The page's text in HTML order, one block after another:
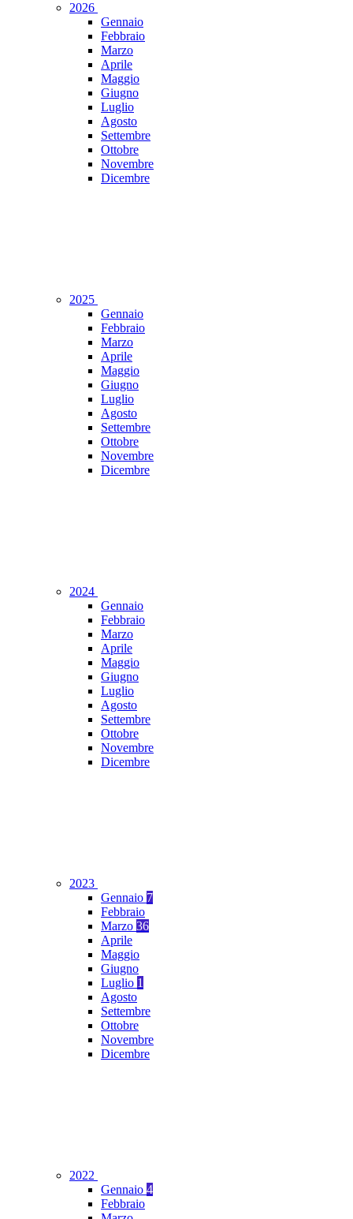
2026
Gennaio
Febbraio
Marzo
Aprile
Maggio
Giugno
Luglio
Agosto
Settembre
Ottobre
Novembre
Dicembre
2025
Gennaio
Febbraio
Marzo
Aprile
Maggio
Giugno
Luglio
Agosto
Settembre
Ottobre
Novembre
Dicembre
2024
Gennaio
Febbraio
Marzo
Aprile
Maggio
Giugno
Luglio
Agosto
Settembre
Ottobre
Novembre
Dicembre
2023
Gennaio 7
Febbraio
Marzo 36
Aprile
Maggio
Giugno
Luglio 1
Agosto
Settembre
Ottobre
Novembre
Dicembre
2022
Gennaio 4
Febbraio